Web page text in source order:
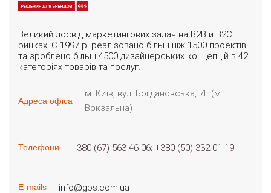
Великий досвід маркетингових задач на B2B и B2C
ринках. С 1997 р. реалізовано більш ніж 1500 проектів
та зроблено більш 4500 дизайнерських концепцій в 42
категоріях товарів та послуг.
Адреса офіса
м. Київ, вул. Богдановська, 7Г (м.
Вокзальна)
Телефони +380 (67) 563 46 06 +380 (50) 332 01 19
E-mails info@gbs.com.ua